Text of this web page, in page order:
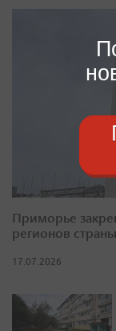
Приморье
регионов страны
17.07.2026